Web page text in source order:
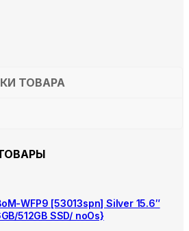
ТОВАРА
WFP9 [53013spn] Silver 15.6″
512GB SSD/ noOs}